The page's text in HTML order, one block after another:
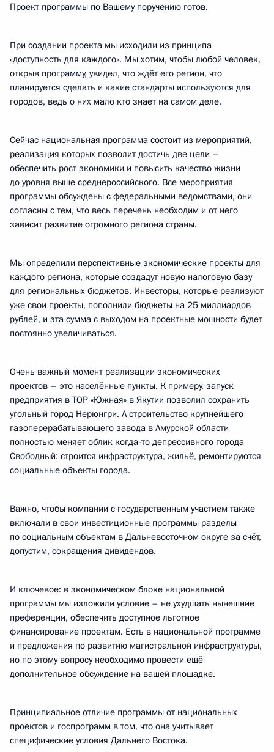
Проект программы по Вашему поручению готов.
При создании проекта мы исходили из принципа
«доступность для каждого». Мы хотим, чтобы любой человек,
открыв программу, увидел, что ждёт его регион, что
планируется сделать и какие стандарты используются для
городов, ведь о них мало кто знает на самом деле.
Сейчас национальная программа состоит из мероприятий,
реализация которых позволит достичь две цели –
обеспечить рост экономики и повысить качество жизни
до уровня выше среднероссийского. Все мероприятия
программы обсуждены с федеральными ведомствами, они
согласны с тем, что весь перечень необходим и от него
зависит развитие огромного региона страны.
Мы определили перспективные экономические проекты для
каждого региона, которые создадут новую налоговую базу
для региональных бюджетов. Инвесторы, которые реализуют
уже свои проекты, пополнили бюджеты на 25 миллиардов
рублей, и эта сумма с выходом на проектные мощности будет
постоянно увеличиваться.
Очень важный момент реализации экономических
проектов – это населённые пункты. К примеру, запуск
предприятия в ТОР «Южная» в Якутии позволил сохранить
угольный город Нерюнгри. А строительство крупнейшего
газоперерабатывающего завода в Амурской области
полностью меняет облик когда-то депрессивного города
Свободный: строится инфраструктура, жильё, ремонтируются
социальные объекты города.
Важно, чтобы компании с государственным участием также
включали в свои инвестиционные программы разделы
по социальным объектам в Дальневосточном округе за счёт,
допустим, сокращения дивидендов.
И ключевое: в экономическом блоке национальной
программы мы изложили условие – не ухудшать нынешние
преференции, обеспечить доступное льготное
финансирование проектам. Есть в национальной программе
и предложения по развитию магистральной инфраструктуры,
но по этому вопросу необходимо провести ещё
дополнительное обсуждение на вашей площадке.
Принципиальное отличие программы от национальных
проектов и госпрограмм в том, что она учитывает
специфические условия Дальнего Востока.